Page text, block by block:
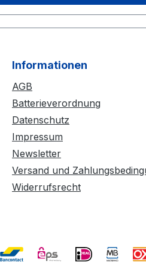
Informationen
AGB
Batterieverordnung
Datenschutz
Impressum
Newsletter
Versand und
Widerrufsrecht